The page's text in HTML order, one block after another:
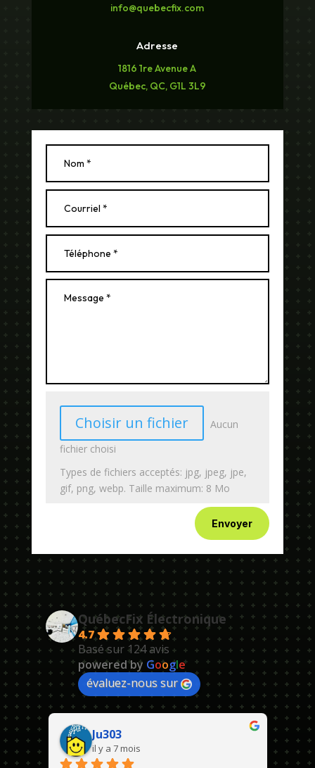
info@quebecfix.com
Adresse
1816 1re Avenue A
Québec, QC, G1L 3L9
Choisir un fichier
Aucun
fichier choisi
Types de fichiers acceptés: jpg, jpeg, jpe,
gif, png, webp. Taille maximum: 8 Mo
Envoyer
QuébecFix Électronique
4.7
Basé sur 124 avis
powered by Google
évaluez-nous sur
Ju303
il y a 7 mois